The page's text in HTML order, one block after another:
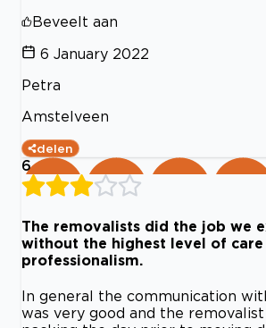
Beveelt aan
6 January 2022
Petra
Amstelveen
delen
6
The removalists did the job we
without the highest level of care
professionalism.
In general the communication
was very good and the